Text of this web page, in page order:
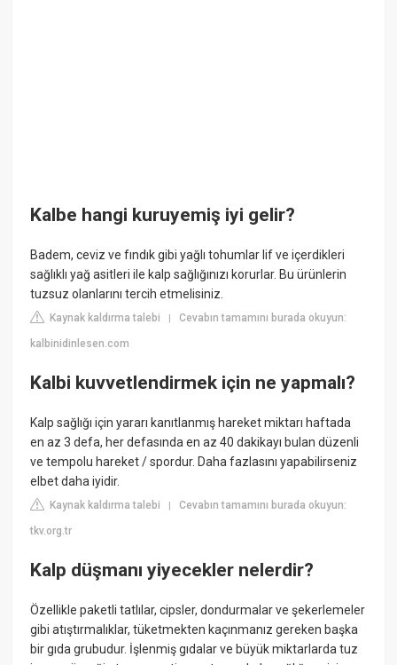
Kalbe hangi kuruyemiş iyi gelir?
Badem, ceviz ve fındık gibi yağlı tohumlar lif ve içerdikleri
sağlıklı yağ asitleri ile kalp sağlığınızı korurlar. Bu ürünlerin
tuzsuz olanlarını tercih etmelisiniz.
Kaynak kaldırma talebi |Cevabın tamamını burada okuyun:
kalbinidinlesen.com
Kalbi kuvvetlendirmek için ne yapmalı?
Kalp sağlığı için yararı kanıtlanmış hareket miktarı haftada
en az 3 defa, her defasında en az 40 dakikayı bulan düzenli
ve tempolu hareket / spordur. Daha fazlasını yapabilirseniz
elbet daha iyidir.
Kaynak kaldırma talebi |Cevabın tamamını burada okuyun:
tkv.org.tr
Kalp düşmanı yiyecekler nelerdir?
Özellikle paketli tatlılar, cipsler, dondurmalar ve şekerlemeler
gibi atıştırmalıklar, tüketmekten kaçınmanız gereken başka
bir gıda grubudur. İşlenmiş gıdalar ve büyük miktarlarda tuz